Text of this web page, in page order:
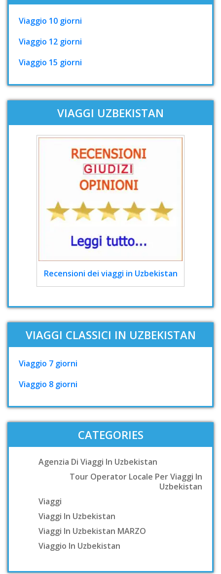
Viaggio 10 giorni
Viaggio 12 giorni
Viaggio 15 giorni
VIAGGI UZBEKISTAN
Recensioni dei viaggi in Uzbekistan
VIAGGI CLASSICI IN UZBEKISTAN
Viaggio 7 giorni
Viaggio 8 giorni
CATEGORIES
Agenzia Di Viaggi In Uzbekistan
Tour Operator Locale Per Viaggi In
Uzbekistan
Viaggi
Viaggi In Uzbekistan
Viaggi In Uzbekistan MARZO
Viaggio In Uzbekistan